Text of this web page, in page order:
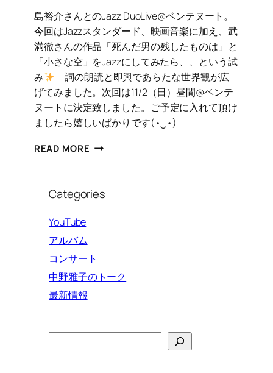
島裕介さんとのJazz DuoLive@ベンテヌート。
今回はJazzスタンダード、映画音楽に加え、武
満徹さんの作品「死んだ男の残したものは」と
「小さな空」をJazzにしてみたら、、という試
み
詞の朗読と即興であらたな世界観が広
げてみました。次回は11/2（日）昼間@ベンテ
ヌートに決定致しました。ご予定に入れて頂け
ましたら嬉しいばかりです(⁠•⁠‿⁠•⁠)
READ MORE JAZZ
Categories
YouTube
アルバム
コンサート
中野雅子のトーク
最新情報